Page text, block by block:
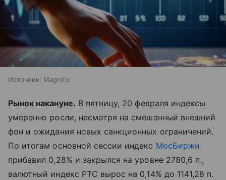
Источник: Magnific
Рынок накануне. В пятницу, 20 февраля индексы
умеренно росли, несмотря на смешанный внешний
фон и ожидания новых санкционных ограничений.
По итогам основной сессии индекс МосБиржи
прибавил 0,28% и закрылся на уровне 2780,6 п.,
валютный индекс РТС вырос на 0,14% до 1141,28 п.